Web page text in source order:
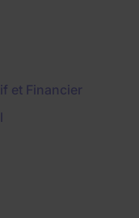
et Financier